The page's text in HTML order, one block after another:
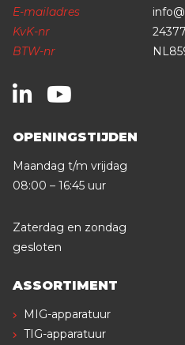
E-mailadres
KvK-nr
BTW-nr
OPENINGSTIJDEN
Maandag t/m vrijdag
08:00 – 16:45 uur
Zaterdag en zondag
gesloten
ASSORTIMENT
MIG-apparatuur
TIG-apparatuur